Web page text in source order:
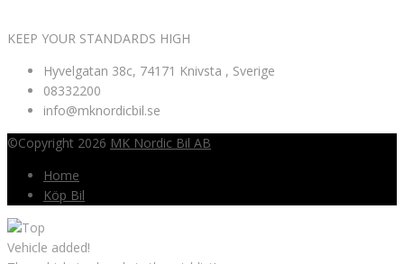
KEEP YOUR STANDARDS HIGH
Hyvelgatan 38c, 74171 Knivsta , Sverige
08332200
info@mknordicbil.se
©Copyright 2026 MK Nordic Bil AB
Home
Köp Bil
Vehicle added!